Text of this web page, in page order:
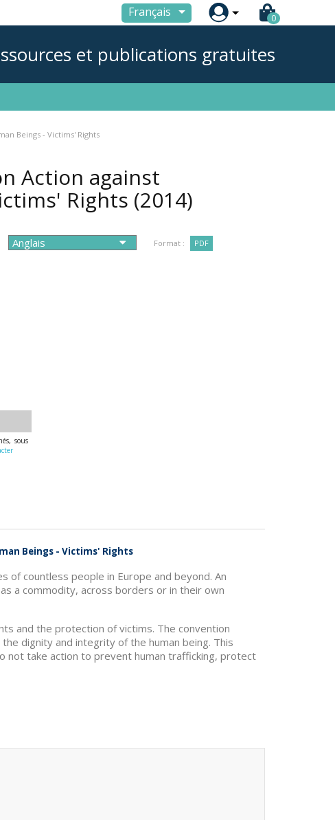
Français  0
et publications gratuites
Beings - Victims' Rights
Action against
Rights (2014)
Format : PDF
sous
Beings - Victims' Rights
of countless people in Europe and beyond. An
a commodity, across borders or in their own
and the protection of victims. The convention
dignity and integrity of the human being. This
not take action to prevent human trafficking, protect